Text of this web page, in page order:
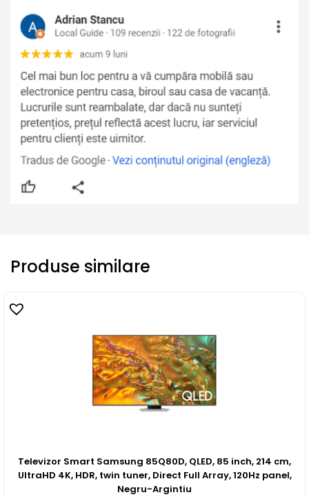
Produse similare
Televizor Smart Samsung 85Q80D, QLED, 85 inch, 214 cm,
UltraHD 4K, HDR, twin tuner, Direct Full Array, 120Hz panel,
Negru-Argintiu